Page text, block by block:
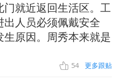
就近返回生活区。工
人员必须佩戴安全
原因。周秀本来就是
54 更多跟贴